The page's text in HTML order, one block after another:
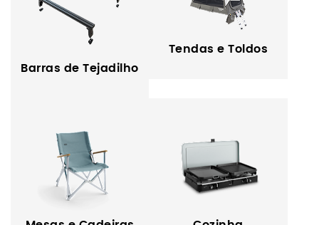
Barras de Tejadilho
Tendas e Toldos